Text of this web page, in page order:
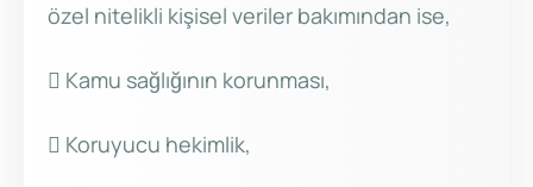
özel nitelikli kişisel veriler bakımından ise,
 Kamu sağlığının korunması,
 Koruyucu hekimlik,